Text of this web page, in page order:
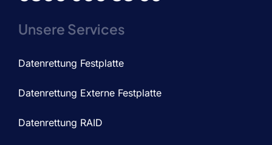
Unsere Services
Datenrettung Festplatte
Datenrettung Externe Festplatte
Datenrettung RAID